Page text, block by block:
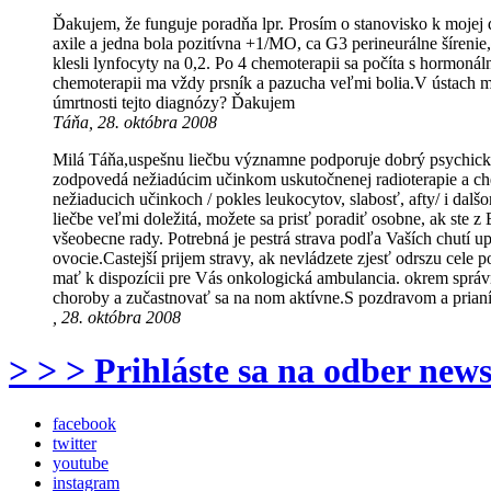
Ďakujem, že funguje poradňa lpr. Prosím o stanovisko k
axile a jedna bola pozitívna +1/MO, ca G3 perineurálne
klesli lynfocyty na 0,2. Po 4 chemoterapii sa počíta s
chemoterapii ma vždy prsník a pazucha veľmi bolia.V ústach
úmrtnosti tejto diagnózy? Ďakujem
Táňa, 28. októbra 2008
Milá Táňa,uspešnu liečbu významne podporuje dobrý
zodpovedá nežiadúcim učinkom uskutočnenej radioterapie a
nežiaducich učinkoch / pokles leukocytov, slabosť, afty/ i
liečbe veľmi doležitá, možete sa prisť poradiť osobne, ak ste
všeobecne rady. Potrebná je pestrá strava podľa Vaších chutí
ovocie.Castejší prijem stravy, ak nevládzete zjesť odrszu
mať k dispozícii pre Vás onkologická ambulancia. okrem
choroby a zučastnovať sa na nom aktívne.S pozdravom a
, 28. októbra 2008
> > > Prihláste sa na odber
facebook
twitter
youtube
instagram